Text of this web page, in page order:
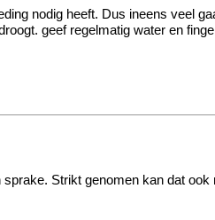
nodig heeft. Dus ineens veel
geef regelmatig water en
Strikt genomen kan dat